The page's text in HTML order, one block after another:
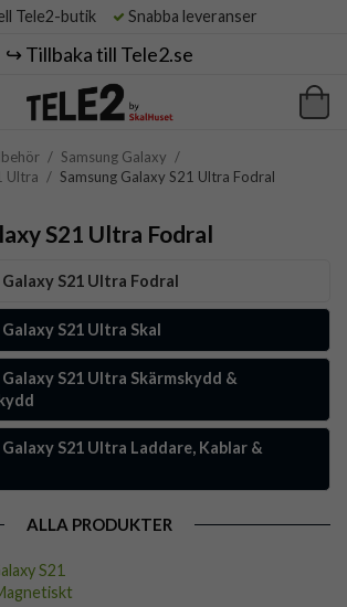
Tele2-butik Snabba leveranser
↪️ Tillbaka till Tele2.se
/ Samsung Galaxy /
Ultra / Samsung Galaxy S21 Ultra Fodral
S21 Ultra Fodral
Galaxy S21 Ultra Fodral
S21 Ultra Skal
Galaxy S21 Ultra Skärmskydd &
Galaxy S21 Ultra Laddare, Kablar &
ALLA PRODUKTER